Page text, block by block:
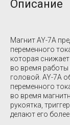
Описание
Магнит AY-7A
переменного
которая
во время работы
головой. AY-7A
переменного
во время
рукоятка,
делают его